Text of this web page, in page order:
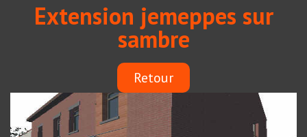
Extension jemeppes sur
sambre
Retour